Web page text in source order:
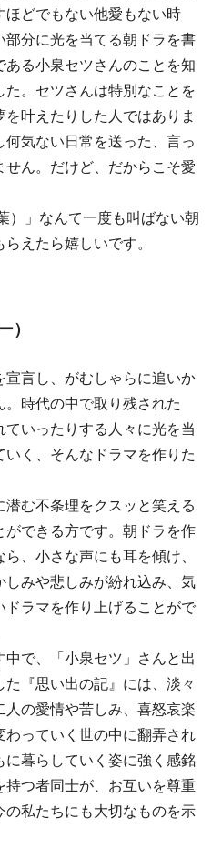
ほどでもない他愛もない時
分に光を当てる朝ドラを書
る小泉セツさんのことを知
。セツさんは特別なことを
叶えたりした人ではありま
気ない日常を送った、言っ
ん。だけど、だからこそ愛
）」なんて一度も叫ばない朝
えたら嬉しいです。
）
言し、がむしゃらに追いか
時代の中で取り残された
いったりする人々に光を当
く、そんなドラマを作りた
む不条理をクスッと笑える
できる方です。朝ドラを作
、小さな声にも耳を傾け、
みや悲しみが紛れ込み、気
ラマを作り上げることがで
で、「小泉セツ」さんと出
『思い出の記』には、淡々
の愛情や苦しみ、喜怒哀楽
っていく世の中に翻弄され
暮らしていく姿に強く感銘
つ者同士が、お互いを尊重
私たちにも大切なものを示